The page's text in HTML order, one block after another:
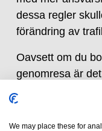
dessa regler
förändring av
Oavsett om du
genomresa är
böter utan blir
säkrare
We may place these for